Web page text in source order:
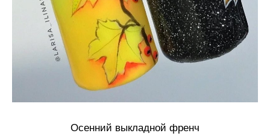
Осенний выкладной френч